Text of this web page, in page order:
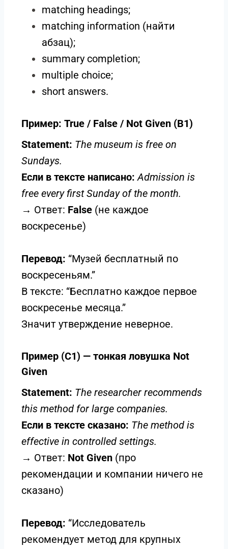
matching headings;
matching information (найти
абзац);
summary completion;
multiple choice;
short answers.
Пример: True / False / Not Given (B1)
Statement: The museum is free on
Sundays.
Если в тексте написано: Admission is
free every first Sunday of the month.
→ Ответ: False (не каждое
воскресенье)
Перевод: “Музей бесплатный по
воскресеньям.”
В тексте: “Бесплатно каждое первое
воскресенье месяца.”
Значит утверждение неверное.
Пример (C1) — тонкая ловушка Not
Given
Statement: The researcher recommends
this method for large companies.
Если в тексте сказано: The method is
effective in controlled settings.
→ Ответ: Not Given (про
рекомендации и компании ничего не
сказано)
Перевод: “Исследователь
рекомендует метод для крупных